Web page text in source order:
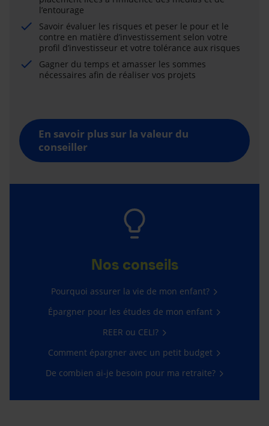
l’entourage
Savoir évaluer les risques et peser le pour et le
contre en matière d’investissement selon votre
profil d’investisseur et votre tolérance aux risques
Gagner du temps et amasser les sommes
nécessaires afin de réaliser vos projets
En savoir plus sur la valeur du
conseiller
Nos conseils
Pourquoi assurer la vie de mon enfant?
Épargner pour les études de mon enfant
REER ou CELI?
Comment épargner avec un petit budget
De combien ai-je besoin pour ma retraite?